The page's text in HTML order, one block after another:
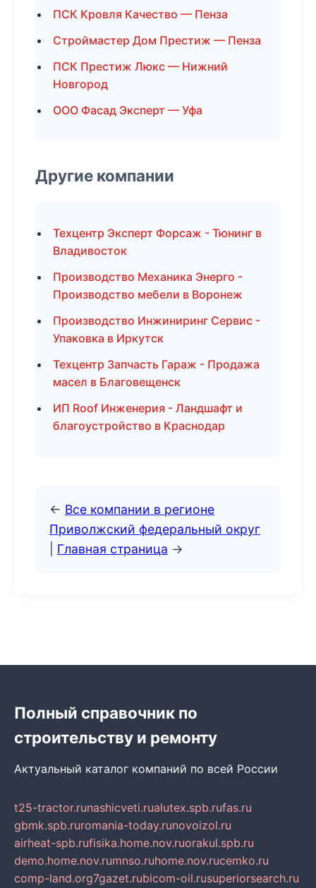
ПСК Кровля Качество — Пенза
Строймастер Дом Престиж — Пенза
ПСК Престиж Люкс — Нижний
Новгород
ООО Фасад Эксперт — Уфа
Другие компании
Техцентр Эксперт Форсаж - Тюнинг в
Владивосток
Производство Механика Энерго -
Производство мебели в Воронеж
Производство Инжиниринг Сервис -
Упаковка в Иркутск
Техцентр Запчасть Гараж - Продажа
масел в Благовещенск
ИП Roof Инженерия - Ландшафт и
благоустройство в Краснодар
← Все компании в регионе
Приволжский федеральный округ
Главная страница →
Полный справочник по
строительству и ремонту
Актуальный каталог компаний по всей России
t25-tractor.runashicveti.rualutex.spb.rufas.ru
gbmk.spb.ruromania-today.runovoizol.ru
airheat-spb.rufisika.home.nov.ruorakul.spb.ru
demo.home.nov.rumnso.ruhome.nov.rucemko.ru
comp-land.org7gazet.rubicom-oil.rusuperiorsearch.ru